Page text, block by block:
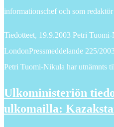
informationschef och som
Tiedotteet, 19.9.2003 Petri
LondonPressmeddelande 225/
Petri Tuomi-Nikula har utnämnts
Ulkoministeriön
ulkomailla: